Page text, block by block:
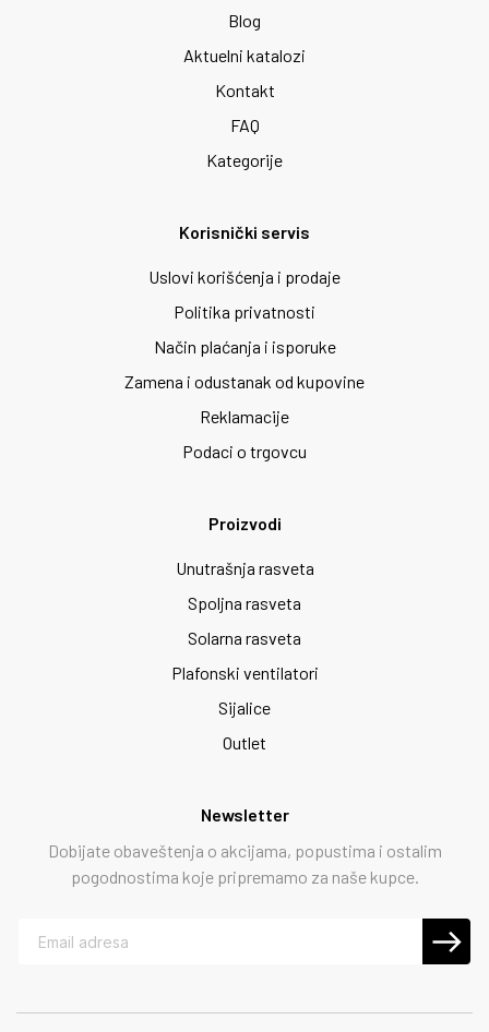
Blog
Aktuelni katalozi
Kontakt
FAQ
Kategorije
Korisnički servis
Uslovi korišćenja i prodaje
Politika privatnosti
Način plaćanja i isporuke
Zamena i odustanak od kupovine
Reklamacije
Podaci o trgovcu
Proizvodi
Unutrašnja rasveta
Spoljna rasveta
Solarna rasveta
Plafonski ventilatori
Sijalice
Outlet
Newsletter
Dobijate obaveštenja o akcijama, popustima i ostalim
pogodnostima koje pripremamo za naše kupce.